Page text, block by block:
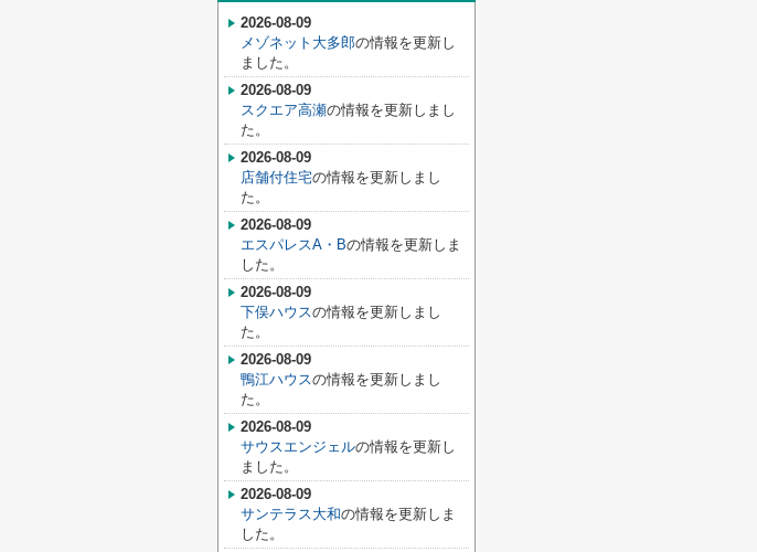
2026-08-09
メゾネット大多郎の情報を更新し
ました。
2026-08-09
スクエア高瀬の情報を更新しまし
た。
2026-08-09
店舗付住宅の情報を更新しまし
た。
2026-08-09
エスパレスA・Bの情報を更新しま
した。
2026-08-09
下俣ハウスの情報を更新しまし
た。
2026-08-09
鴨江ハウスの情報を更新しまし
た。
2026-08-09
サウスエンジェルの情報を更新し
ました。
2026-08-09
サンテラス大和の情報を更新しま
した。